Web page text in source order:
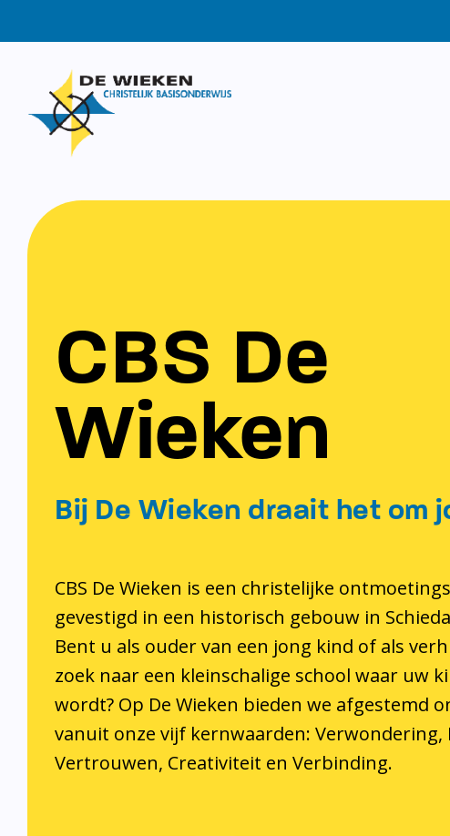
CBS De
Wieken
Bij De Wieken draait het om
CBS De Wieken is een christelijke
gevestigd in een historisch gebouw in
Bent u als ouder van een jong kind of als
zoek naar een kleinschalige school waar uw
wordt? Op De Wieken bieden we afgestemd
vanuit onze vijf kernwaarden: Verwondering,
Vertrouwen, Creativiteit en Verbinding.